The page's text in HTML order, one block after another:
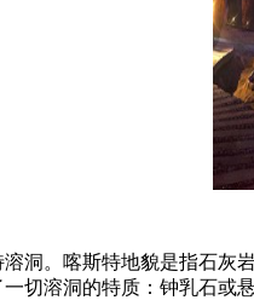
。喀斯特地貌是指石灰岩
切溶洞的特质：钟乳石或